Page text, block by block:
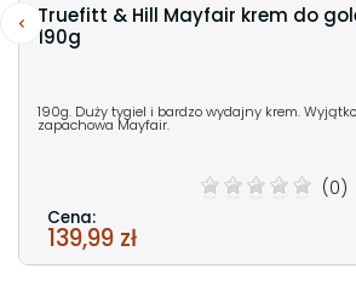
Truefitt & Hill Mayfair krem do
190g
190g. Duży tygiel i bardzo wydajny krem.
zapachowa Mayfair.
(0)
Cena:
139,99 zł